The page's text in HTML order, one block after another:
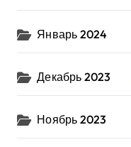
Январь 2024
Декабрь 2023
Ноябрь 2023